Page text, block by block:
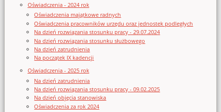
Oświadczenia - 2024 rok
Oświadczenia majątkowe radnych
Oświadczenia pracowników urzędu oraz jednostek podległych
Na dzień rozwiązania stosunku pracy - 29.07.2024
Na dzień rozwiązania stosunku służbowego
Na dzień zatrudnienia
Na początek IX kadencji
Oświadczenia - 2025 rok
Na dzień zatrudnienia
Na dzień rozwiązania stosunku pracy - 09.02.2025
Na dzień objęcia stanowiska
Oświadczenia za rok 2024